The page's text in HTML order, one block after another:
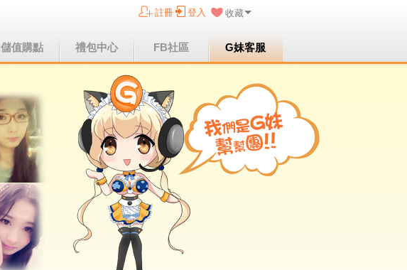
儲值購點 禮包中心 FB社區 G妹客服
註冊 登入 收藏